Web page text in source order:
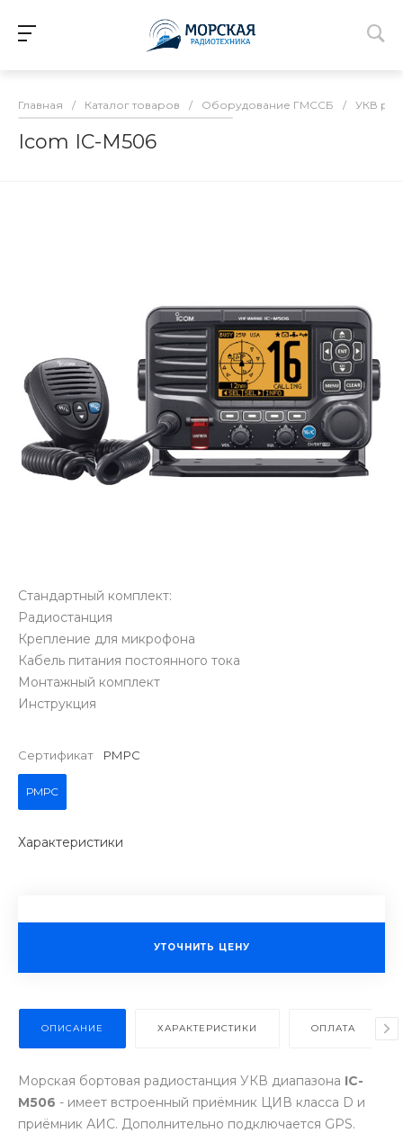
Главная / Каталог товаров / Оборудование ГМССБ / УКВ
Icom IC-M506
Стандартный комплект:
Радиостанция
Крепление для микрофона
Кабель питания постоянного тока
Монтажный комплект
Инструкция
Сертификат РМРС
РМРС
Характеристики
УТОЧНИТЬ ЦЕНУ
ОПИСАНИЕ ХАРАКТЕРИСТИКИ ОПЛАТА
Морская бортовая радиостанция УКВ диапазона IC-
M506 - имеет встроенный приёмник ЦИВ класса D и
приёмник АИС. Дополнительно подключается GPS.